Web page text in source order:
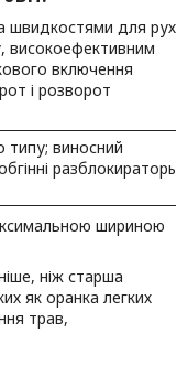
швидкостями для
високоефективним
включення
і розворот
типу; виносний
шириною
ніж старша
як оранка легких
трав,